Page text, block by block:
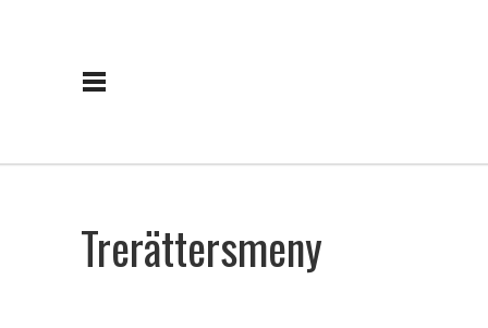
Trerättersmeny